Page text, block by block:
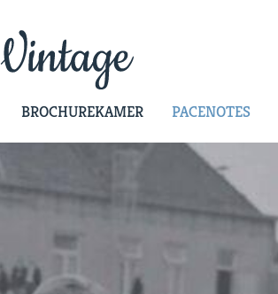
BROCHUREKAMER PACENOTES